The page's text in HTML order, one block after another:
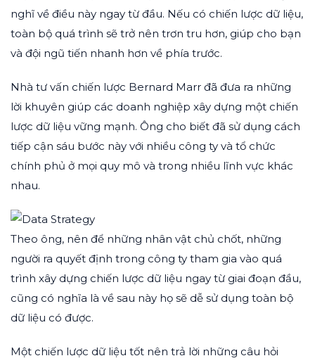
nghĩ về điều này ngay từ đầu. Nếu có chiến lược dữ liệu,
toàn bộ quá trình sẽ trở nên trơn tru hơn, giúp cho bạn
và đội ngũ tiến nhanh hơn về phía trước.
Nhà tư vấn chiến lược Bernard Marr đã đưa ra những
lời khuyên giúp các doanh nghiệp xây dựng một chiến
lược dữ liệu vững mạnh. Ông cho biết đã sử dụng cách
tiếp cận sáu bước này với nhiều công ty và tổ chức
chính phủ ở mọi quy mô và trong nhiều lĩnh vực khác
nhau.
Theo ông, nên để những nhân vật chủ chốt, những
người ra quyết định trong công ty tham gia vào quá
trình xây dựng chiến lược dữ liệu ngay từ giai đoạn đầu,
cũng có nghĩa là về sau này họ sẽ dễ sử dụng toàn bộ
dữ liệu có được.
Một chiến lược dữ liệu tốt nên trả lời những câu hỏi